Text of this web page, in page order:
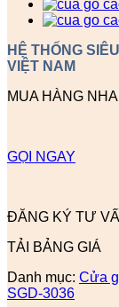
HỆ THỐNG
VIỆT NAM
MUA HÀNG
GỌI NGAY
ĐĂNG KÝ TƯ
TẢI BẢNG GIÁ
Danh mục: Cửa
SGD-3036